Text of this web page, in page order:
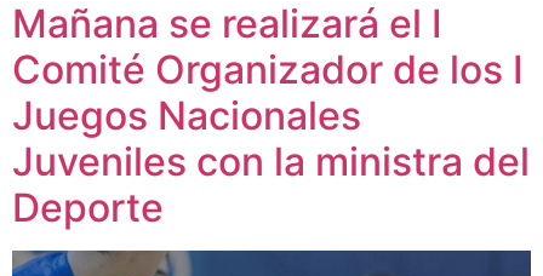
Mañana se realizará el I
Comité Organizador de los I
Juegos Nacionales
Juveniles con la ministra del
Deporte